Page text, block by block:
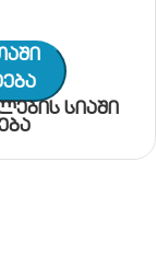
სიაში